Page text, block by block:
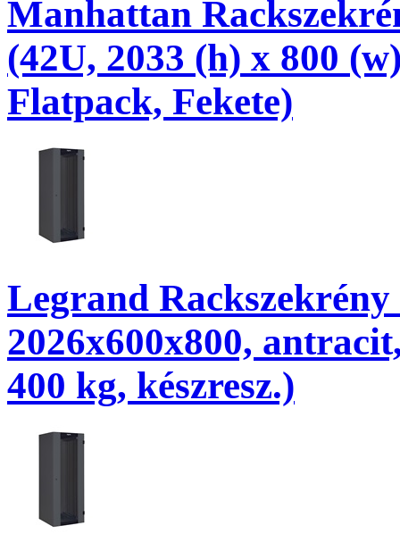
Manhattan
(42U, 2033 (h) x 800
Flatpack, Fekete)
Legrand
2026x600x800,
400 kg, készresz.)